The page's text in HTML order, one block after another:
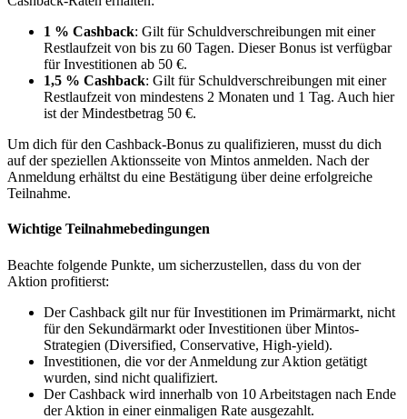
1 % Cashback: Gilt für Schuldverschreibungen mit einer
Restlaufzeit von bis zu 60 Tagen. Dieser Bonus ist verfügbar
für Investitionen ab 50 €.
1,5 % Cashback: Gilt für Schuldverschreibungen mit einer
Restlaufzeit von mindestens 2 Monaten und 1 Tag. Auch hier
ist der Mindestbetrag 50 €.
Um dich für den Cashback-Bonus zu qualifizieren, musst du dich
auf der speziellen Aktionsseite von Mintos anmelden. Nach der
Anmeldung erhältst du eine Bestätigung über deine erfolgreiche
Teilnahme.
Wichtige Teilnahmebedingungen
Beachte folgende Punkte, um sicherzustellen, dass du von der
Aktion profitierst:
Der Cashback gilt nur für Investitionen im Primärmarkt, nicht
für den Sekundärmarkt oder Investitionen über Mintos-
Strategien (Diversified, Conservative, High-yield).
Investitionen, die vor der Anmeldung zur Aktion getätigt
wurden, sind nicht qualifiziert.
Der Cashback wird innerhalb von 10 Arbeitstagen nach Ende
der Aktion in einer einmaligen Rate ausgezahlt.